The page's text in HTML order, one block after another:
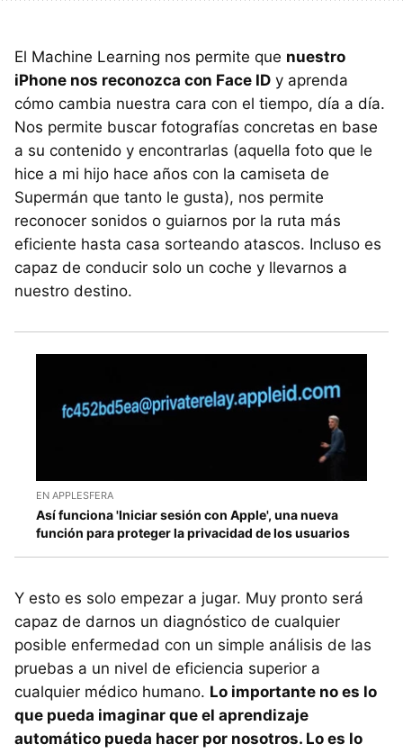
El Machine Learning nos permite que nuestro
iPhone nos reconozca con Face ID y aprenda
cómo cambia nuestra cara con el tiempo, día a día.
Nos permite buscar fotografías concretas en base
a su contenido y encontrarlas (aquella foto que le
hice a mi hijo hace años con la camiseta de
Supermán que tanto le gusta), nos permite
reconocer sonidos o guiarnos por la ruta más
eficiente hasta casa sorteando atascos. Incluso es
capaz de conducir solo un coche y llevarnos a
nuestro destino.
EN APPLESFERA
Así funciona 'Iniciar sesión con Apple', una nueva
función para proteger la privacidad de los usuarios
Y esto es solo empezar a jugar. Muy pronto será
capaz de darnos un diagnóstico de cualquier
posible enfermedad con un simple análisis de las
pruebas a un nivel de eficiencia superior a
cualquier médico humano. Lo importante no es lo
que pueda imaginar que el aprendizaje
automático pueda hacer por nosotros. Lo es lo